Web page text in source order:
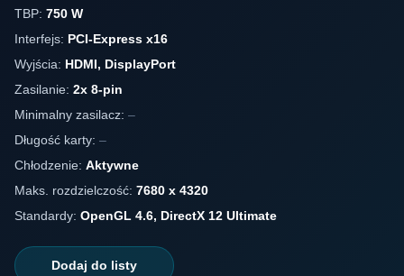
TBP: 750 W
Interfejs: PCI-Express x16
Wyjścia: HDMI, DisplayPort
Zasilanie: 2x 8-pin
Minimalny zasilacz: –
Długość karty: –
Chłodzenie: Aktywne
Maks. rozdzielczość: 7680 x 4320
Standardy: OpenGL 4.6, DirectX 12 Ultimate
Dodaj do listy